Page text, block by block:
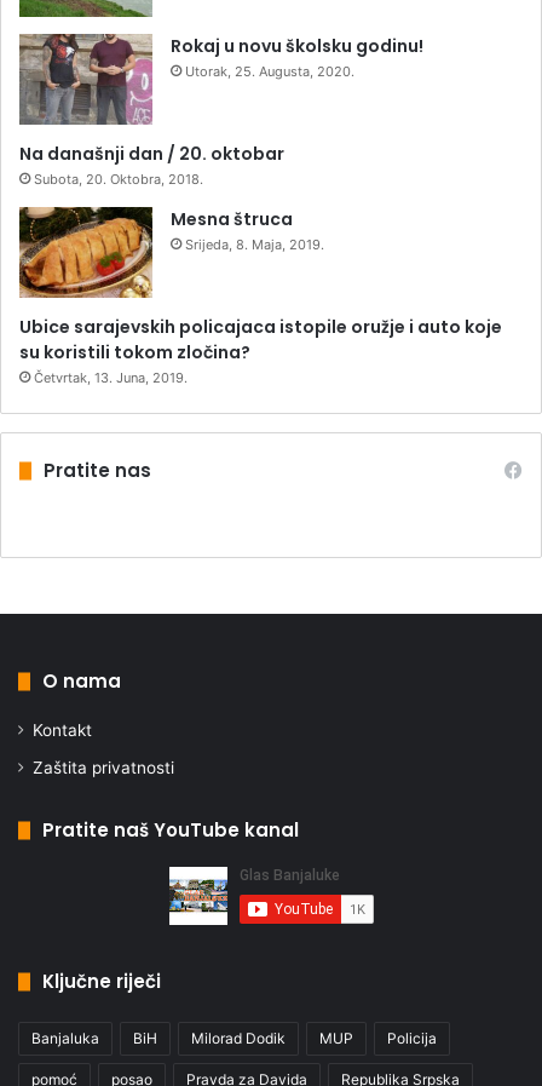
Rokaj u novu školsku godinu!
Utorak, 25. Augusta, 2020.
Na današnji dan / 20. oktobar
Subota, 20. Oktobra, 2018.
Mesna štruca
Srijeda, 8. Maja, 2019.
Ubice sarajevskih policajaca istopile oružje i auto koje
su koristili tokom zločina?
Četvrtak, 13. Juna, 2019.
Pratite nas
O nama
Kontakt
Zaštita privatnosti
Pratite naš YouTube kanal
Ključne riječi
Banjaluka BiH Milorad Dodik MUP Policija
pomoć posao Pravda za Davida Republika Srpska